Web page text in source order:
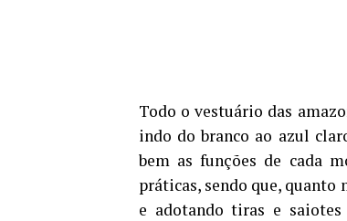
Todo o vestuário das
indo do branco ao azul
bem as funções de cada
práticas, sendo que,
e adotando tiras e